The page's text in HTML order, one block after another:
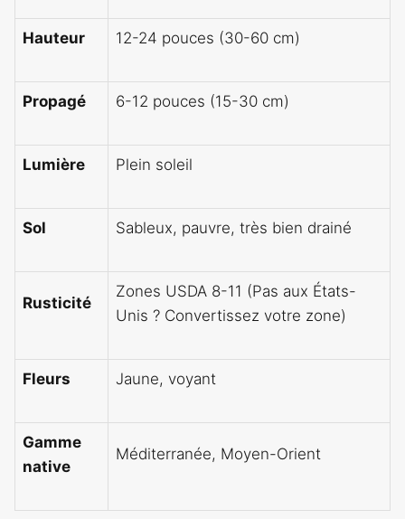
Hauteur 12-24 pouces (30-60 cm)
Propagé 6-12 pouces (15-30 cm)
Lumière Plein soleil
Sol Sableux, pauvre, très bien drainé
Rusticité
Zones USDA 8-11 (Pas aux États-
Unis ? Convertissez votre zone)
Fleurs Jaune, voyant
Gamme
native
Méditerranée, Moyen-Orient